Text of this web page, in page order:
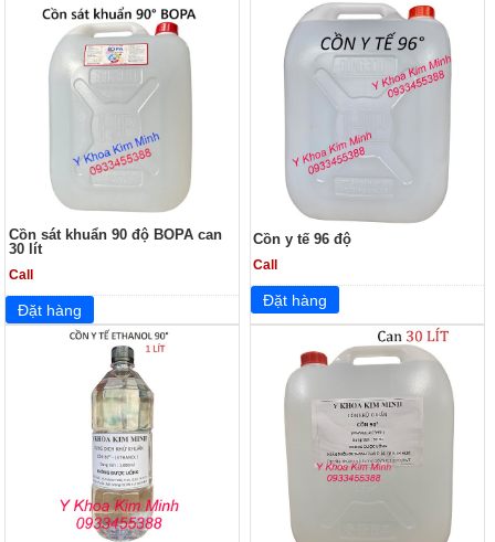
hàng ngày, với giá sỉ, vui lòng gọi ngay số hotline
0933455388 - 0902482008 để biết thông tin chi tiết.
==================================
Cồn sát khuẩn 90 độ BOPA can
30 lít
Call
Cồn y tế 96 độ
Call